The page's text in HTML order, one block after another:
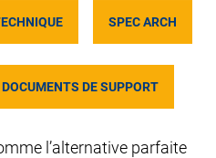
SPEC ARCH
DOCUMENTS DE SUPPORT
l’alternative parfaite